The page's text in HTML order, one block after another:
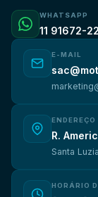
WHATSAPP
11 91672-
E-MAIL
ENDEREÇO
R.
Santa
HORÁRIO